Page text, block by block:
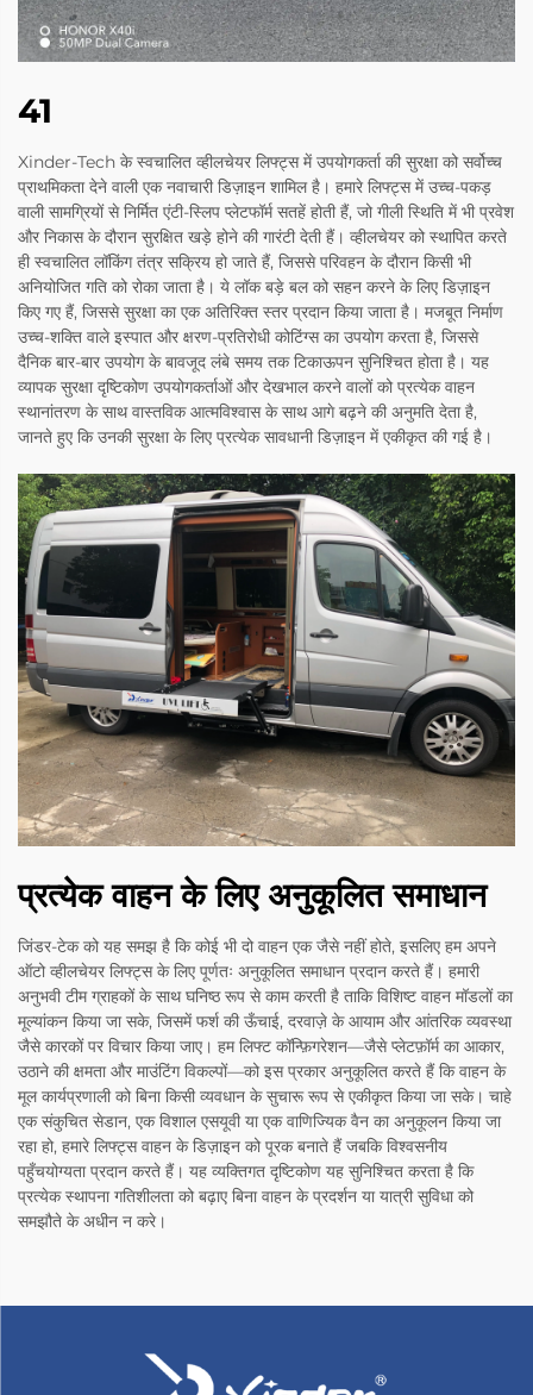
41
Xinder-Tech के स्वचालित व्हीलचेयर लिफ्ट्स में उपयोगकर्ता की सुरक्षा को सर्वोच्च
प्राथमिकता देने वाली एक नवाचारी डिज़ाइन शामिल है। हमारे लिफ्ट्स में उच्च-पकड़
वाली सामग्रियों से निर्मित एंटी-स्लिप प्लेटफॉर्म सतहें होती हैं, जो गीली स्थिति में भी प्रवेश
और निकास के दौरान सुरक्षित खड़े होने की गारंटी देती हैं। व्हीलचेयर को स्थापित करते
ही स्वचालित लॉकिंग तंत्र सक्रिय हो जाते हैं, जिससे परिवहन के दौरान किसी भी
अनियोजित गति को रोका जाता है। ये लॉक बड़े बल को सहन करने के लिए डिज़ाइन
किए गए हैं, जिससे सुरक्षा का एक अतिरिक्त स्तर प्रदान किया जाता है। मजबूत निर्माण
उच्च-शक्ति वाले इस्पात और क्षरण-प्रतिरोधी कोटिंग्स का उपयोग करता है, जिससे
दैनिक बार-बार उपयोग के बावजूद लंबे समय तक टिकाऊपन सुनिश्चित होता है। यह
व्यापक सुरक्षा दृष्टिकोण उपयोगकर्ताओं और देखभाल करने वालों को प्रत्येक वाहन
स्थानांतरण के साथ वास्तविक आत्मविश्वास के साथ आगे बढ़ने की अनुमति देता है,
जानते हुए कि उनकी सुरक्षा के लिए प्रत्येक सावधानी डिज़ाइन में एकीकृत की गई है।
प्रत्येक वाहन के लिए अनुकूलित समाधान
जिंडर-टेक को यह समझ है कि कोई भी दो वाहन एक जैसे नहीं होते, इसलिए हम अपने
ऑटो व्हीलचेयर लिफ्ट्स के लिए पूर्णतः अनुकूलित समाधान प्रदान करते हैं। हमारी
अनुभवी टीम ग्राहकों के साथ घनिष्ठ रूप से काम करती है ताकि विशिष्ट वाहन मॉडलों का
मूल्यांकन किया जा सके, जिसमें फर्श की ऊँचाई, दरवाज़े के आयाम और आंतरिक व्यवस्था
जैसे कारकों पर विचार किया जाए। हम लिफ्ट कॉन्फ़िगरेशन—जैसे प्लेटफ़ॉर्म का आकार,
उठाने की क्षमता और माउंटिंग विकल्पों—को इस प्रकार अनुकूलित करते हैं कि वाहन के
मूल कार्यप्रणाली को बिना किसी व्यवधान के सुचारू रूप से एकीकृत किया जा सके। चाहे
एक संकुचित सेडान, एक विशाल एसयूवी या एक वाणिज्यिक वैन का अनुकूलन किया जा
रहा हो, हमारे लिफ्ट्स वाहन के डिज़ाइन को पूरक बनाते हैं जबकि विश्वसनीय
पहुँचयोग्यता प्रदान करते हैं। यह व्यक्तिगत दृष्टिकोण यह सुनिश्चित करता है कि
प्रत्येक स्थापना गतिशीलता को बढ़ाए बिना वाहन के प्रदर्शन या यात्री सुविधा को
समझौते के अधीन न करे।